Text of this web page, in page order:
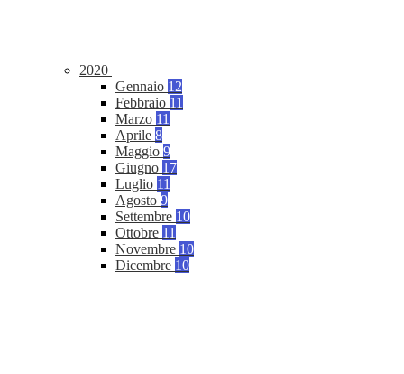
2020
Gennaio 12
Febbraio 11
Marzo 11
Aprile 8
Maggio 9
Giugno 17
Luglio 11
Agosto 9
Settembre 10
Ottobre 11
Novembre 10
Dicembre 10